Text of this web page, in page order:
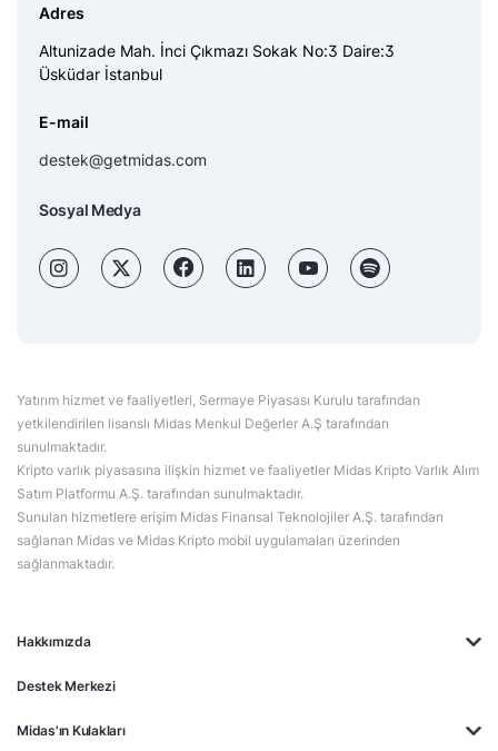
Hakkımızda
Destek Merkezi
Midas'ın Kulakları
Adres
Altunizade Mah. İnci Çıkmazı Sokak No:3 Daire:3
Üsküdar İstanbul
E-mail
destek@getmidas.com
Sosyal Medya
Yatırım hizmet ve faaliyetleri, Sermaye Piyasası Kurulu tarafından
yetkilendirilen lisanslı Midas Menkul Değerler A.Ş tarafından
sunulmaktadır.
Kripto varlık piyasasına ilişkin hizmet ve faaliyetler Midas Kripto Varlık Alım
Satım Platformu A.Ş. tarafından sunulmaktadır.
Sunulan hizmetlere erişim Midas Finansal Teknolojiler A.Ş. tarafından
sağlanan Midas ve Midas Kripto mobil uygulamaları üzerinden
sağlanmaktadır.